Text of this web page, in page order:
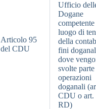
Articolo 95
del CDU
Ufficio
Dogane
luogo di
della
fini
dove
svolte
operazioni
doganali
CDU o art.
RD)